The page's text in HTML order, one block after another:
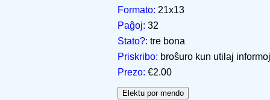
Formato: 21x13
Paĝoj: 32
Stato?: tre bona
Priskribo: broŝuro kun utilaj informoj
Prezo: €2.00